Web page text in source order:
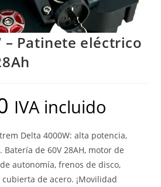
– Patinete eléctrico
IVA incluido
Delta 4000W: alta potencia,
de 60V 28AH, motor de
autonomía, frenos de disco,
de acero. ¡Movilidad